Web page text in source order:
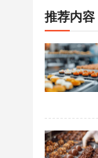
推荐内容